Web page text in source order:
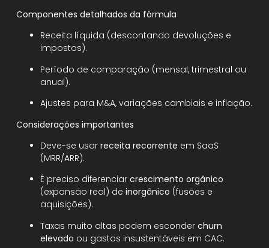
Componentes detalhados da fórmula
Receita líquida (descontando devoluções e
impostos).
Período de comparação (mensal, trimestral ou
anual).
Ajustes para M&A, variações cambiais e inflação.
Considerações importantes
Deve-se usar receita recorrente em SaaS
(MRR/ARR).
É preciso diferenciar crescimento orgânico
(expansão real) de inorgânico (fusões e
aquisições).
Taxas muito altas podem esconder churn
elevado ou gastos insustentáveis em CAC.